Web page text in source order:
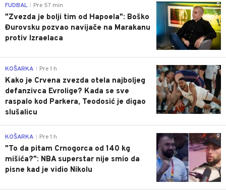
0
FUDBAL Pre 57 min
"Zvezda je bolji tim od Hapoela": Boško
Đurovsku pozvao navijače na Marakanu
protiv Izraelaca
0
KOŠARKA Pre 1 h
Kako je Crvena zvezda otela najboljeg
defanzivca Evrolige? Kada se sve
raspalo kod Parkera, Teodosić je digao
slušalicu
0
KOŠARKA Pre 1 h
"To da pitam Crnogorca od 140 kg
mišića?": NBA superstar nije smio da
pisne kad je vidio Nikolu